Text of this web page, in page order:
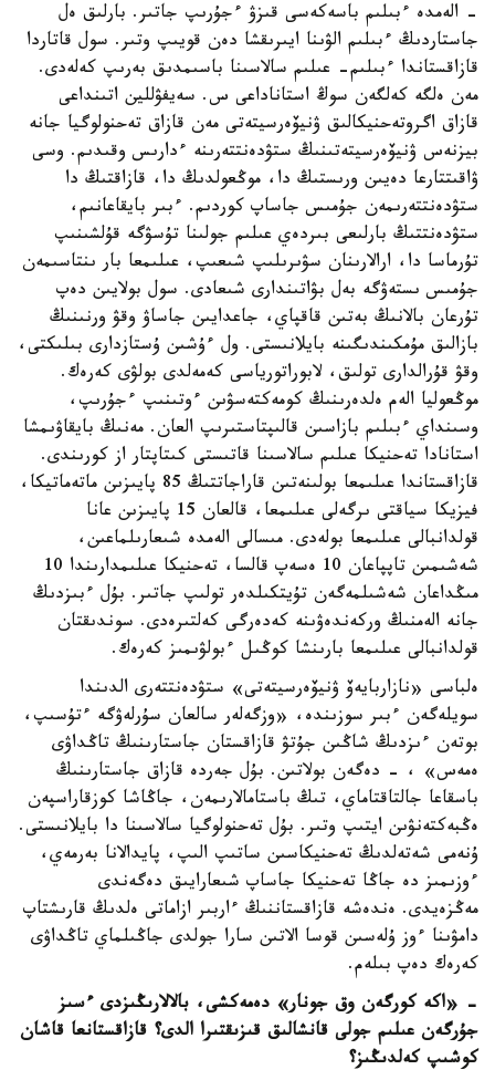
- الەمدە ءبىلىم باسەكەسى قىزۋ ءجۇرىپ جاتىر. بارلىق ەل
جاستاردىڭ ءبىلىم الۋىنا ايىرىقشا دەن قويىپ وتىر. سول قاتاردا
قازاقستاندا ءبىلىم- عىلىم سالاسىنا باسىمدىق بەرىپ كەلەدى.
مەن ەلگە كەلگەن سوڭ استاناداعى س. سەيفۋللين اتىنداعى
قازاق اگروتەحنيكالىق ۋنيۆەرسيتەتى مەن قازاق تەحنولوگيا جانە
بيزنەس ۋنيۆەرسيتەتىنىڭ ستۋدەنتتەرىنە ءدارىس وقىدىم. وسى
ۋاقىتتارعا دەيىن ورىستىڭ دا، موڭعولدىڭ دا، قازاقتىڭ دا
ستۋدەنتتەرىمەن جۇمىس جاساپ كوردىم. ءبىر بايقاعانىم،
ستۋدەنتتىڭ بارلىعى بىردەي عىلىم جولىنا تۇسۋگە قۇلشىنىپ
تۇرماسا دا، ارالارىنان سۋىرىلىپ شىعىپ، عىلىمعا بار ىنتاسىمەن
جۇمىس ىستەۋگە بەل بۋاتىندارى شىعادى. سول بولايىن دەپ
تۇرعان بالانىڭ بەتىن قاقپاي، جاعدايىن جاساۋ وقۋ ورنىنىڭ
بازالىق مۇمكىندىگىنە بايلانىستى. ول ءۇشىن ۇستازدارى بىلىكتى،
وقۋ قۇرالدارى تولىق، لابوراتورياسى كەمەلدى بولۋى كەرەك.
موڭعوليا الەم ەلدەرىنىڭ كومەكتەسۋىن ءوتىنىپ ءجۇرىپ،
وسىنداي ءبىلىم بازاسىن قالىپتاستىرىپ العان. مەنىڭ بايقاۋىمشا
استانادا تەحنيكا عىلىم سالاسىنا قاتىستى كىتاپتار از كورىندى.
قازاقستاندا عىلىمعا بولىنەتىن قاراجاتتىڭ 85 پايىزىن ماتەماتيكا،
فيزيكا سياقتى ىرگەلى عىلىمعا، قالعان 15 پايىزىن عانا
قولدانبالى عىلىمعا بولەدى. مىسالى الەمدە شىعارىلماعىن،
شەشىمىن تاپپاعان 10 ەسەپ قالسا، تەحنيكا عىلىمدارىندا 10
مىڭداعان شەشىلمەگەن تۇيتكىلدەر تولىپ جاتىر. بۇل ءبىزدىڭ
جانە الەمنىڭ وركەندەۋىنە كەدەرگى كەلتىرەدى. سوندىقتان
قولدانبالى عىلىمعا بارىنشا كوڭىل ءبولۋىمىز كەرەك.
ەلباسى «نازاربايەۆ ۋنيۆەرسيتەتى» ستۋدەنتتەرى الدىندا
سويلەگەن ءبىر سوزىندە، «وزگەلەر سالعان سۇرلەۋگە ءتۇسىپ،
بوتەن ءىزدىڭ شاڭىن جۇتۋ قازاقستان جاستارىنىڭ تاڭداۋى
ەمەس» ، - دەگەن بولاتىن. بۇل جەردە قازاق جاستارىنىڭ
باسقاعا جالتاقتاماي، تىڭ باستامالارىمەن، جاڭاشا كوزقاراسپەن
ەڭبەكتەنۋىن ايتىپ وتىر. بۇل تەحنولوگيا سالاسىنا دا بايلانىستى.
ۇنەمى شەتەلدىڭ تەحنيكاسىن ساتىپ الىپ، پايدالانا بەرمەي،
ءوزىمىز دە جاڭا تەحنيكا جاساپ شىعارايىق دەگەندى
مەڭزەيدى. ەندەشە قازاقستاننىڭ ءاربىر ازاماتى ەلدىڭ قارىشتاپ
دامۋىنا ءوز ۇلەسىن قوسا الاتىن سارا جولدى جاڭىلماي تاڭداۋى
كەرەك دەپ بىلەم.
- «اكە كورگەن وق جونار» دەمەكشى، بالالارىڭىزدى ءسىز
جۇرگەن عىلىم جولى قانشالىق قىزىقتىرا الدى؟ قازاقستانعا قاشان
كوشىپ كەلدىڭىز؟